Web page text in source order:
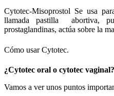
Cytotec-Misoprostol Se usa
llamada pastilla abortiva,
prostaglandinas, actúa sobre la
Cómo usar Cytotec.
¿Cytotec oral o cytotec vaginal?
Vamos a ver unos puntos